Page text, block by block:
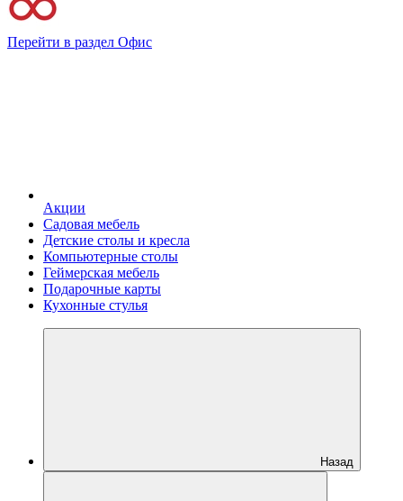
Перейти в раздел Офис
Акции
Садовая мебель
Детские столы и кресла
Компьютерные столы
Геймерская мебель
Подарочные карты
Кухонные стулья
Назад